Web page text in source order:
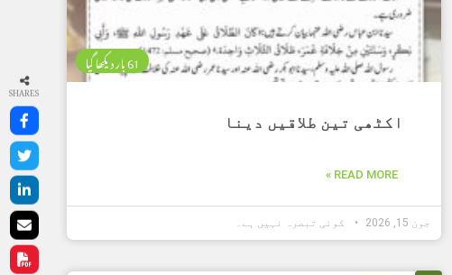
61 بار دیکھا گیا
اکٹھی تین طلاقیں دینا
READ MORE »
جون 15, 2026 کوئی تبصرہ نہیں ہے۔
SHARES